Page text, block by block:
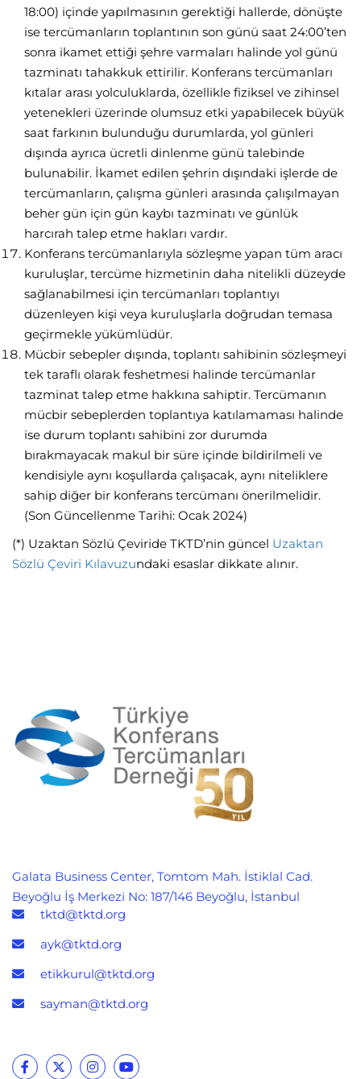
18:00) içinde yapılmasının gerektiği hallerde, dönüşte
ise tercümanların toplantının son günü saat 24:00’ten
sonra ikamet ettiği şehre varmaları halinde yol günü
tazminatı tahakkuk ettirilir. Konferans tercümanları
kıtalar arası yolculuklarda, özellikle fiziksel ve zihinsel
yetenekleri üzerinde olumsuz etki yapabilecek büyük
saat farkının bulunduğu durumlarda, yol günleri
dışında ayrıca ücretli dinlenme günü talebinde
bulunabilir. İkamet edilen şehrin dışındaki işlerde de
tercümanların, çalışma günleri arasında çalışılmayan
beher gün için gün kaybı tazminatı ve günlük
harcırah talep etme hakları vardır.
Konferans tercümanlarıyla sözleşme yapan tüm aracı
kuruluşlar, tercüme hizmetinin daha nitelikli düzeyde
sağlanabilmesi için tercümanları toplantıyı
düzenleyen kişi veya kuruluşlarla doğrudan temasa
geçirmekle yükümlüdür.
Mücbir sebepler dışında, toplantı sahibinin sözleşmeyi
tek taraflı olarak feshetmesi halinde tercümanlar
tazminat talep etme hakkına sahiptir. Tercümanın
mücbir sebeplerden toplantıya katılamaması halinde
ise durum toplantı sahibini zor durumda
bırakmayacak makul bir süre içinde bildirilmeli ve
kendisiyle aynı koşullarda çalışacak, aynı niteliklere
sahip diğer bir konferans tercümanı önerilmelidir.
(Son Güncellenme Tarihi: Ocak 2024)
(*) Uzaktan Sözlü Çeviride TKTD’nin güncel Uzaktan
Sözlü Çeviri Kılavuzundaki esaslar dikkate alınır.
Galata Business Center, Tomtom Mah. İstiklal Cad.
Beyoğlu İş Merkezi No: 187/146 Beyoğlu, İstanbul
tktd@tktd.org
ayk@tktd.org
etikkurul@tktd.org
sayman@tktd.org